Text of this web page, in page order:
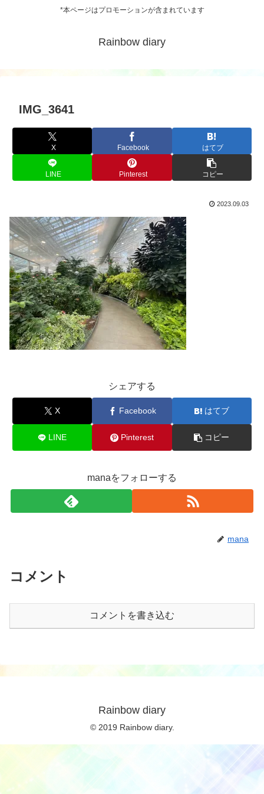
*本ページはプロモーションが含まれています
Rainbow diary
IMG_3641
X Facebook はてブ
LINE Pinterest コピー
2023.09.03
シェアする
X Facebook はてブ
LINE Pinterest コピー
manaをフォローする
mana
コメント
コメントを書き込む
Rainbow diary
© 2019 Rainbow diary.